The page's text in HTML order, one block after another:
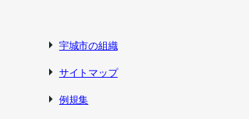
宇城市の組織
サイトマップ
例規集